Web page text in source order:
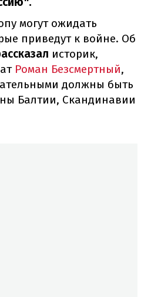
могут ожидать
приведут к войне. Об
историк,
Роман Безсмертный,
должны быть
Балтии, Скандинавии